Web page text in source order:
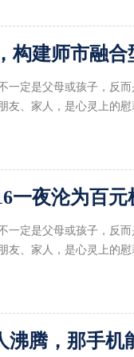
一定是父母或孩子，反
友、家人，是心灵上的
一定是父母或孩子，反
友、家人，是心灵上的
腾，那手机